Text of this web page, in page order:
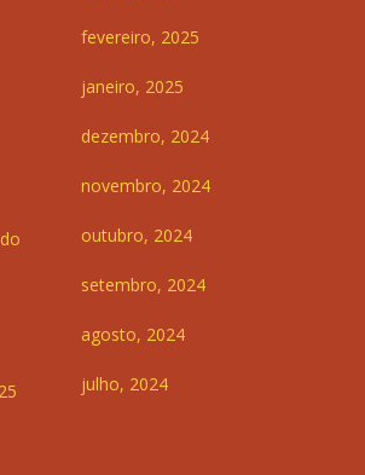
fevereiro, 2025
janeiro, 2025
dezembro, 2024
novembro, 2024
outubro, 2024
setembro, 2024
agosto, 2024
julho, 2024